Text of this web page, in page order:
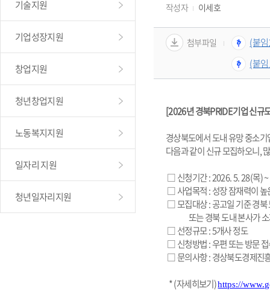
기술지원
기업성장지원
창업지원
청년창업지원
노동복지지원
일자리 지원
청년일자리지원
작성자 이세호
첨부파일
(붙
(붙
[2026년 경북PRIDE기업 신규
경상북도에서 도내 유망 중소
다음과 같이 신규 모집하오니,
□ 신청기간 : 2026. 5. 28(목)
□ 사업목적 : 성장 잠재력이 높
□ 모집대상 : 공고일 기준 경북
또는 경북 도내 본사가 소
□ 선정규모 : 5개사 정도
□ 신청방법 : 우편 또는 방문
□ 문의사항 : 경상북도경제진
* (자세히보기) https://